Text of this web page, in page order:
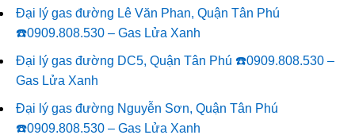
Đại lý gas đường Lê Văn Phan, Quận Tân Phú
☎️0909.808.530 – Gas Lửa Xanh
Đại lý gas đường DC5, Quận Tân Phú ☎️0909.808.530 –
Gas Lửa Xanh
Đại lý gas đường Nguyễn Sơn, Quận Tân Phú
☎️0909.808.530 – Gas Lửa Xanh